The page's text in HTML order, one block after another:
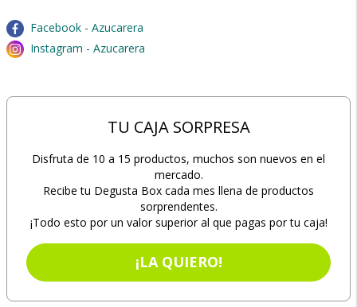
Facebook - Azucarera
Instagram - Azucarera
TU CAJA SORPRESA
Disfruta de 10 a 15 productos, muchos son nuevos en el
mercado.
Recibe tu Degusta Box cada mes llena de productos
sorprendentes.
¡Todo esto por un valor superior al que pagas por tu caja!
¡LA QUIERO!